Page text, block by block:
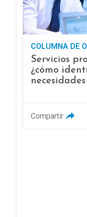
COLUMNA DE
Servicios
¿cómo
Compartir